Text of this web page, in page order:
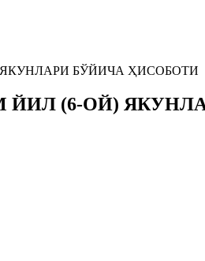
БЎЙИЧА ҲИСОБОТИ
ЙИЛ (6-ОЙ)